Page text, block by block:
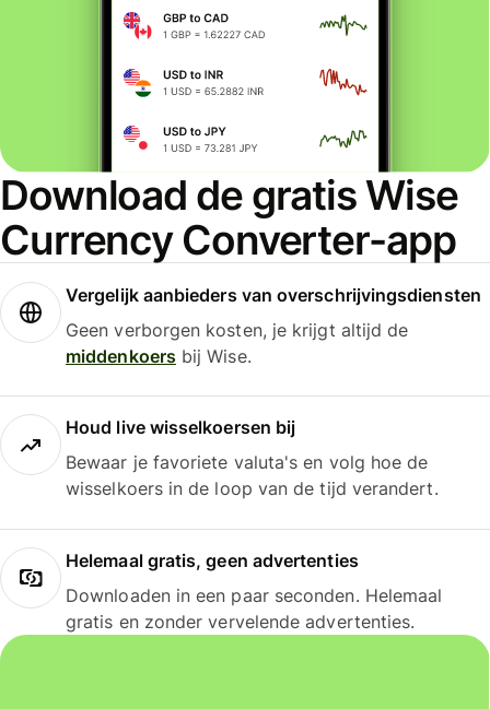
Download de gratis Wise
Currency Converter-app
Vergelijk aanbieders van overschrijvingsdiensten
Geen verborgen kosten, je krijgt altijd de
middenkoersbij Wise.
Houd live wisselkoersen bij
Bewaar je favoriete valuta's en volg hoe de
wisselkoers in de loop van de tijd verandert.
Helemaal gratis, geen advertenties
Downloaden in een paar seconden. Helemaal
gratis en zonder vervelende advertenties.